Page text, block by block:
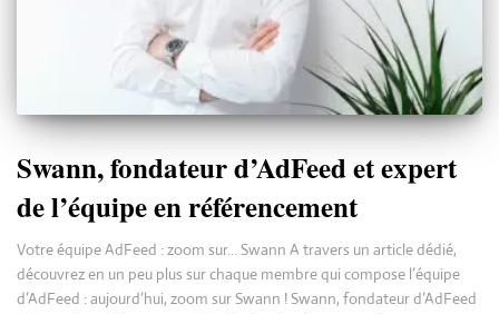
Swann, fondateur d’AdFeed et expert
de l’équipe en référencement
Votre équipe AdFeed : zoom sur… Swann A travers un article dédié,
découvrez en un peu plus sur chaque membre qui compose l’équipe
d’AdFeed : aujourd’hui, zoom sur Swann ! Swann, fondateur d’AdFeed